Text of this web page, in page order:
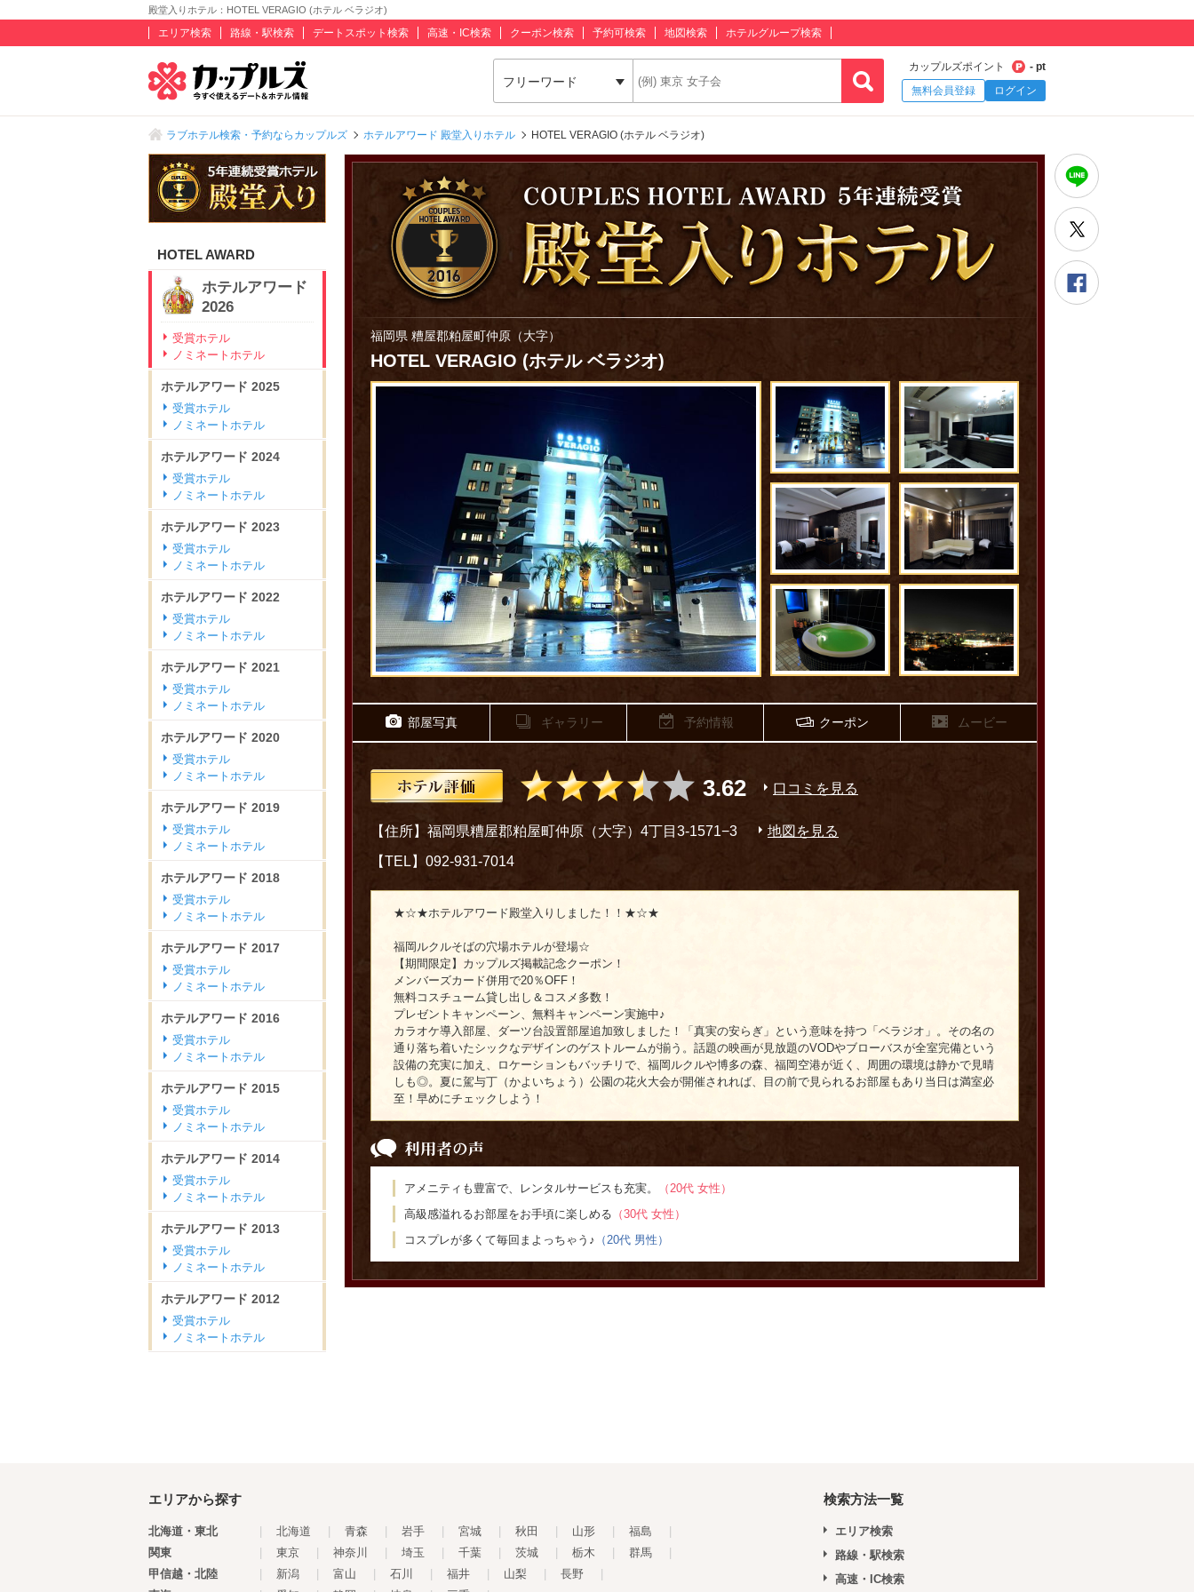
殿堂入りホテル：HOTEL VERAGIO (ホテル ベラジオ)
エリア検索 路線・駅検索 デートスポット検索 高速・IC検索 クーポン検索 予約可検索 地図検索 ホテルグループ検索
フリーワード
カップルズポイント
- pt
無料会員登録
ログイン
ラブホテル検索・予約ならカップルズ ホテルアワード 殿堂入りホテル HOTEL VERAGIO (ホテル ベラジオ)
福岡県 糟屋郡粕屋町仲原（大字）
HOTEL VERAGIO (ホテル ベラジオ)
部屋写真 ギャラリー 予約情報 クーポン ムービー
5つ星のうち3.5
3.62 口コミを見る
【住所】福岡県糟屋郡粕屋町仲原（大字）4丁目3-1571−3
地図を見る
【TEL】092-931-7014
★☆★ホテルアワード殿堂入りしました！！★☆★
福岡ルクルそばの穴場ホテルが登場☆
【期間限定】カップルズ掲載記念クーポン！
メンバーズカード併用で20％OFF！
無料コスチューム貸し出し＆コスメ多数！
プレゼントキャンペーン、無料キャンペーン実施中♪
カラオケ導入部屋、ダーツ台設置部屋追加致しました！「真実の安らぎ」という意味を持つ「ベラジオ」。その名の
通り落ち着いたシックなデザインのゲストルームが揃う。話題の映画が見放題のVODやブローバスが全室完備という
設備の充実に加え、ロケーションもバッチリで、福岡ルクルや博多の森、福岡空港が近く、周囲の環境は静かで見晴
しも◎。夏に駕与丁（かよいちょう）公園の花火大会が開催されれば、目の前で見られるお部屋もあり当日は満室必
至！早めにチェックしよう！
アメニティも豊富で、レンタルサービスも充実。
（20代 女性）
高級感溢れるお部屋をお手頃に楽しめる （30代 女性）
コスプレが多くて毎回まよっちゃう♪ （20代 男性）
HOTEL AWARD
ホテルアワード
2026
受賞ホテル
ノミネートホテル
ホテルアワード 2025
受賞ホテル
ノミネートホテル
ホテルアワード 2024
受賞ホテル
ノミネートホテル
ホテルアワード 2023
受賞ホテル
ノミネートホテル
ホテルアワード 2022
受賞ホテル
ノミネートホテル
ホテルアワード 2021
受賞ホテル
ノミネートホテル
ホテルアワード 2020
受賞ホテル
ノミネートホテル
ホテルアワード 2019
受賞ホテル
ノミネートホテル
ホテルアワード 2018
受賞ホテル
ノミネートホテル
ホテルアワード 2017
受賞ホテル
ノミネートホテル
ホテルアワード 2016
受賞ホテル
ノミネートホテル
ホテルアワード 2015
受賞ホテル
ノミネートホテル
ホテルアワード 2014
受賞ホテル
ノミネートホテル
ホテルアワード 2013
受賞ホテル
ノミネートホテル
ホテルアワード 2012
受賞ホテル
ノミネートホテル
エリアから探す
北海道・東北 北海道 青森 岩手 宮城 秋田 山形 福島
関東
東京 神奈川 埼玉 千葉 茨城 栃木 群馬
甲信越・北陸
新潟 富山 石川 福井 山梨 長野
検索方法一覧
エリア検索
路線・駅検索
高速・IC検索